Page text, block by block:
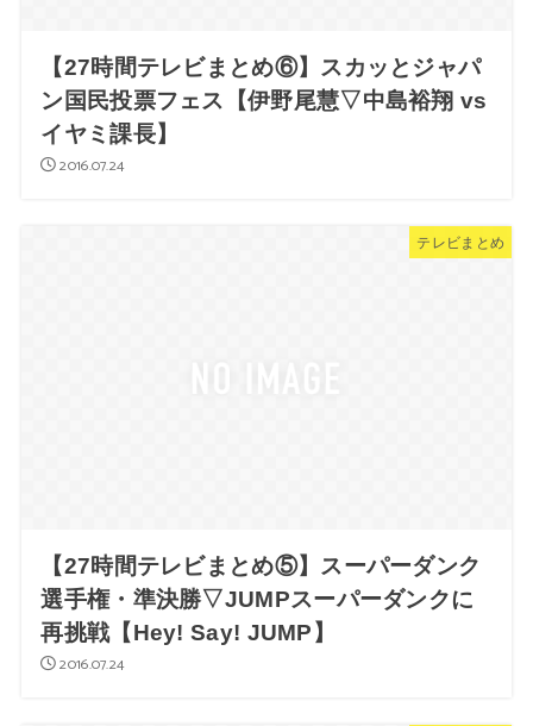
【27時間テレビまとめ⑥】スカッとジャパ
ン国民投票フェス【伊野尾慧▽中島裕翔 vs
イヤミ課長】
2016.07.24
テレビまとめ
【27時間テレビまとめ⑤】スーパーダンク
選手権・準決勝▽JUMPスーパーダンクに
再挑戦【Hey! Say! JUMP】
2016.07.24